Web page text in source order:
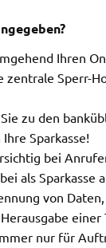
Ihren
zentrale Sperr-
zu den
Sparkasse!
bei
als Sparkasse
von
nur für